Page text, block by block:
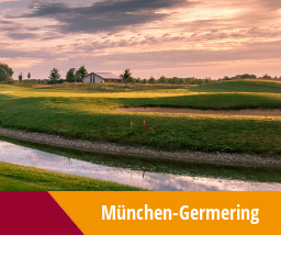
München-Germering